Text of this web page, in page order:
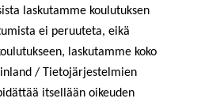
laskutamme koulutuksen
ei peruuteta, eikä
laskutamme koko
/ Tietojärjestelmien
itsellään oikeuden